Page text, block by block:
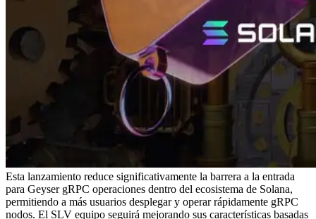
Esta lanzamiento reduce significativamente la barrera a la entrada
para Geyser gRPC operaciones dentro del ecosistema de Solana,
permitiendo a más usuarios desplegar y operar rápidamente gRPC
nodos. El SLV equipo seguirá mejorando sus características basadas